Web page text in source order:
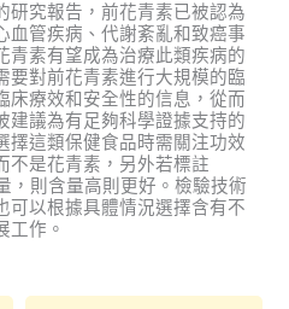
研究報告，前花青素已被認為
血管疾病、代謝紊亂和致癌事
青素有望成為治療此類疾病的
要對前花青素進行大規模的臨
床療效和安全性的信息，從而
建議為有足夠科學證據支持的
擇這類保健食品時需關注功效
不是花青素，另外若標註
，則含量高則更好。檢驗技術
可以根據具體情況選擇含有不
工作。